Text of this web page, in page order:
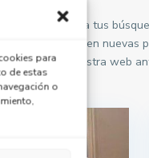
para
de estas
o
y guarda tus
se publiquen nuevas
primero en nuestra web